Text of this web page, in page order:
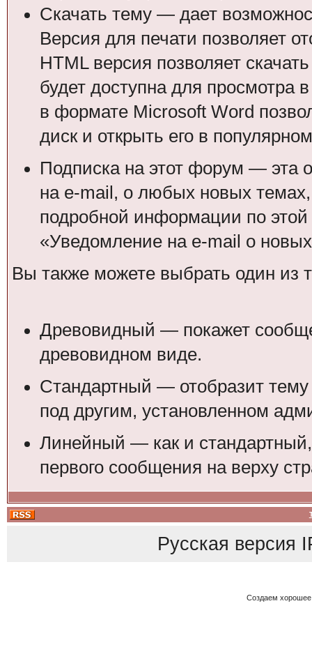
Скачать тему — дает
Версия для печати позволяет
HTML версия позволяет
будет доступна для просмотра
в формате Microsoft Word
диск и открыть его в
Подписка на этот форум — эта
на e-mail, о любых новых
подробной информации по
«Уведомление на e-mail о
Вы также можете выбрать один из
Древовидный — покажет
древовидном виде.
Стандартный — отобразит
под другим, установленном
Линейный — как и
первого сообщения на верху
Русская версия
Создаем